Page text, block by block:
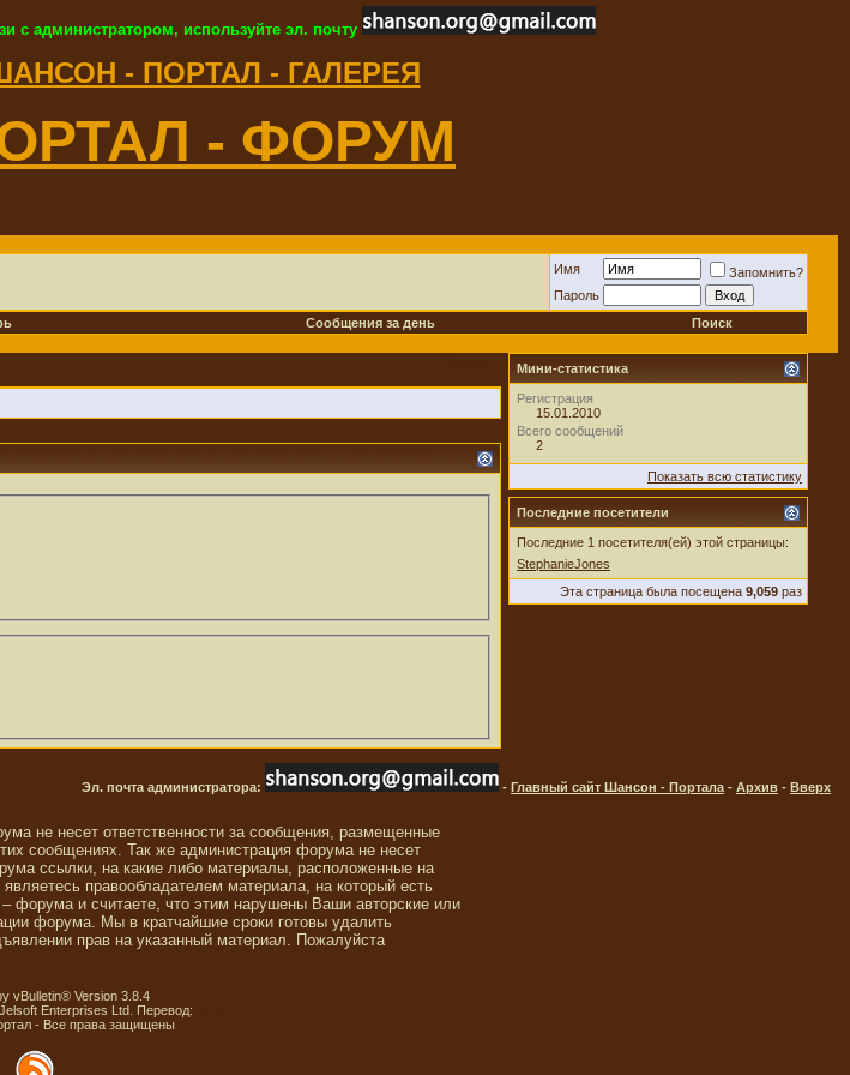
с администратором, используйте эл. почту
- ПОРТАЛ - ГАЛЕРЕЯ
- ФОРУМ
Имя
Запомнить?
Пароль
Сообщения за день Поиск
Мини-статистика
Регистрация
15.01.2010
Всего сообщений
2
Показать всю статистику
Последние посетители
Последние 1 посетителя(ей) этой страницы:
StephanieJones
Эта страница была посещена 9,059 раз
Эл. почта администратора: - Главный сайт Шансон - Портала - Архив - Вверх
не несет ответственности за сообщения, размещенные
сообщениях. Так же администрация форума не несет
ссылки, на какие либо материалы, расположенные на
правообладателем материала, на который есть
форума и считаете, что этим нарушены Ваши авторские или
форума. Мы в кратчайшие сроки готовы удалить
прав на указанный материал. Пожалуйста
vBulletin® Version 3.8.4
Enterprises Ltd. Перевод:
- Все права защищены